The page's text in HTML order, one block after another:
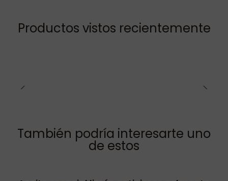
Productos vistos recientemente
También podría interesarte uno
de estos